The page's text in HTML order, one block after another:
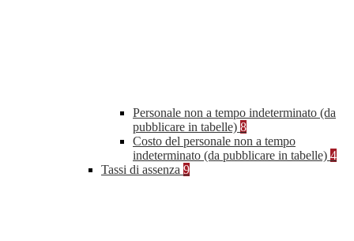
Personale non a tempo indeterminato (da
pubblicare in tabelle) 8
Costo del personale non a tempo
indeterminato (da pubblicare in tabelle) 4
Tassi di assenza 9